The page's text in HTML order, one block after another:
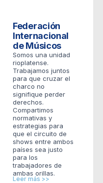
Federación
Internacional
de Músicos
Somos una unidad
rioplatense.
Trabajamos juntos
para que cruzar el
charco no
signifique perder
derechos.
Compartimos
normativas y
estrategias para
que el circuito de
shows entre ambos
países sea justo
para los
trabajadores de
ambas orillas.
Leer más >>